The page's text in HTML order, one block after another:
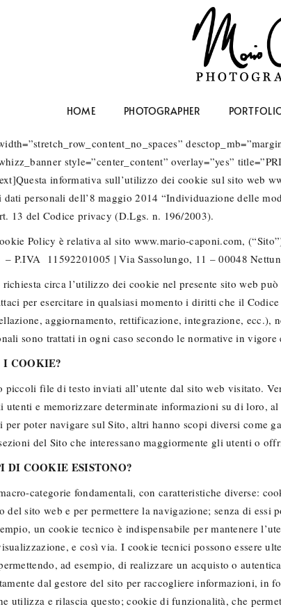
HOME PHOTOGRAPHER
style=”center_content” overlay=”yes”
informativa sull’utilizzo dei cookie sul sito web
dati personali dell’8 maggio 2014 “Individuazione delle
13 del Codice privacy (D.Lgs. n. 196/2003).
Policy è relativa al sito www.mario-caponi.com,
P.IVA 11592201005 | Via Sassolungo, 11 – 00048
circa l’utilizzo dei cookie nel presente sito web
per esercitare in qualsiasi momento i diritti che il
aggiornamento, rettificazione, integrazione, ecc.),
sono trattati in ogni caso secondo le normative in
I COOKIE?
piccoli file di testo inviati all’utente dal sito web visitato.
utenti e memorizzare determinate informazioni su di loro,
per poter navigare sul Sito, altri hanno scopi diversi come
del Sito che interessano maggiormente gli utenti o
DI COOKIE ESISTONO?
categorie fondamentali, con caratteristiche diverse:
del sito web e per permettere la navigazione; senza di
un cookie tecnico è indispensabile per mantenere
e così via. I cookie tecnici possono essere
ad esempio, di realizzare un acquisto o
dal gestore del sito per raccogliere informazioni, in
utilizza e rilascia questo; cookie di funzionalità, che